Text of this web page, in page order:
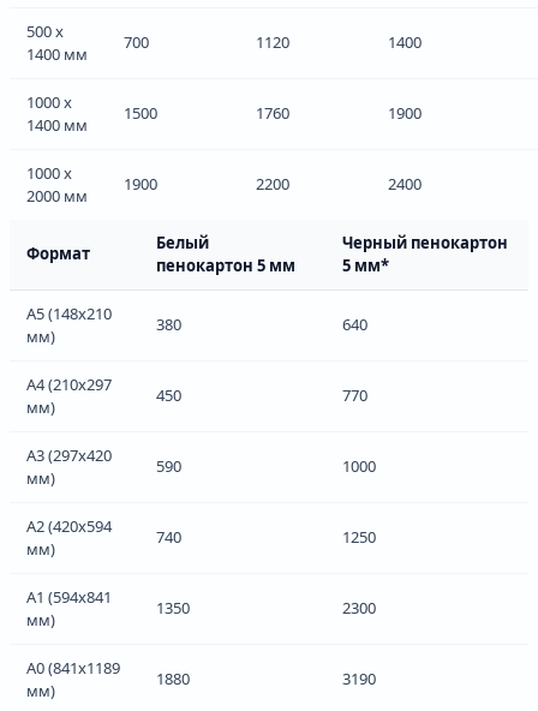
500 х
1400 мм
700 1120 1400
1000 х
1400 мм
1500 1760 1900
1000 х
2000 мм
1900 2200 2400
Формат
Белый
пенокартон 5 мм
Черный пенокартон
5 мм*
А5 (148х210
мм)
380 640
А4 (210х297
мм)
450 770
А3 (297х420
мм)
590 1000
А2 (420х594
мм)
740 1250
А1 (594х841
мм)
1350 2300
А0 (841х1189
мм)
1880 3190